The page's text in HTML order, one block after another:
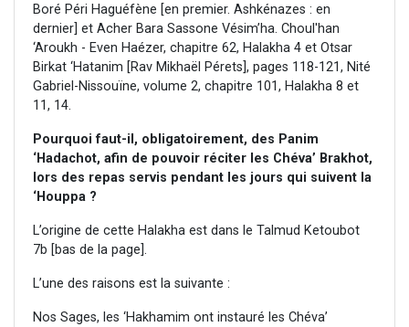
Boré Péri Haguéfène [en premier. Ashkénazes : en
dernier] et Acher Bara Sassone Vésim’ha. Choul'han
‘Aroukh - Even Haézer, chapitre 62, Halakha 4 et Otsar
Birkat ‘Hatanim [Rav Mikhaël Pérets], pages 118-121, Nité
Gabriel-Nissouïne, volume 2, chapitre 101, Halakha 8 et
11, 14.
Pourquoi faut-il, obligatoirement, des Panim
‘Hadachot, afin de pouvoir réciter les Chéva’ Brakhot,
lors des repas servis pendant les jours qui suivent la
‘Houppa ?
L’origine de cette Halakha est dans le Talmud Ketoubot
7b [bas de la page].
L’une des raisons est la suivante :
Nos Sages, les ‘Hakhamim ont instauré les Chéva’